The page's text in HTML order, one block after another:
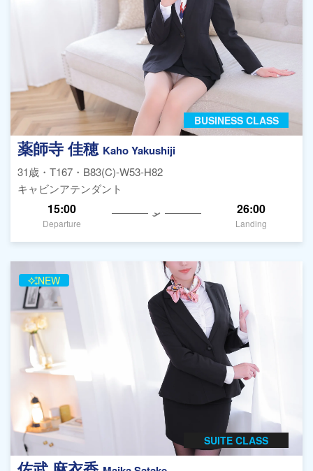
BUSINESS CLASS
薬師寺 佳穂 Kaho Yakushiji
31歳・T167・B83(C)-W53-H82
キャビンアテンダント
15:00
Departure
26:00
Landing
SUITE CLASS
NEW